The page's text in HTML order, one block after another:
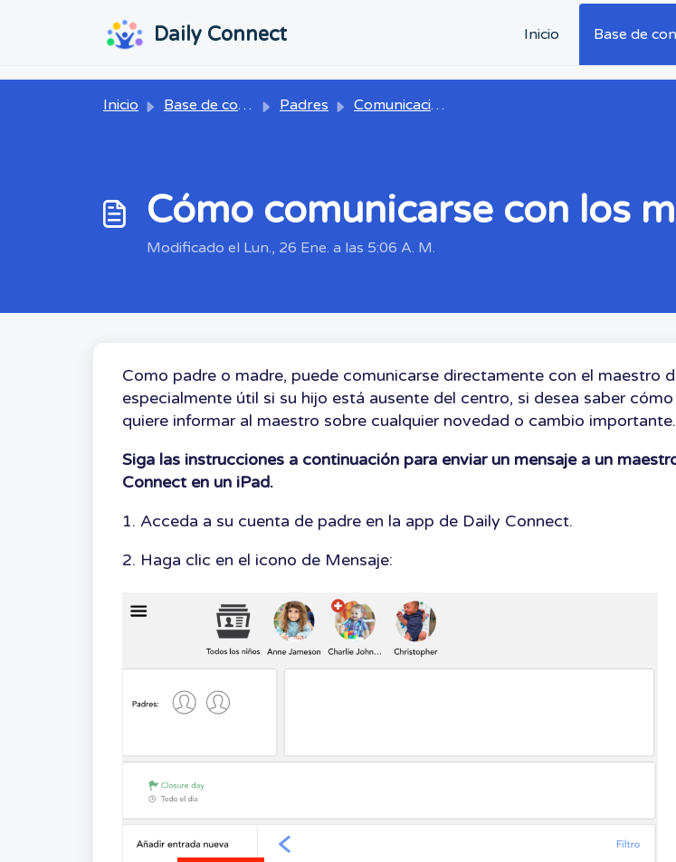
Daily Connect Inicio Base de
Inicio Base de conocimientos Padres Comunicación
Cómo comunicarse con los
Modificado el Lun., 26 Ene. a las 5:06 A. M.
Como padre o madre, puede comunicarse directamente con el maestro
especialmente útil si su hijo está ausente del centro, si desea saber
quiere informar al maestro sobre cualquier novedad o cambio importante.
Siga las instrucciones a continuación para enviar un mensaje a un
Connect en un iPad.
1. Acceda a su cuenta de padre en la app de Daily Connect.
2. Haga clic en el icono de Mensaje: